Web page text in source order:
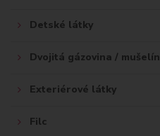
Detské látky
Dvojitá gázovina / mušelín
Exteriérové látky
Filc